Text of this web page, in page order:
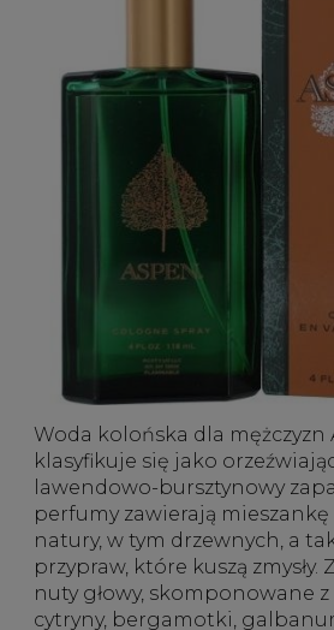
Woda kolońska dla mężczyzn
klasyfikuje się jako
lawendowo-bursztynowy
perfumy zawierają
natury, w tym drzewnych, a
przypraw, które kuszą
nuty głowy, skomponowane
cytryny, bergamotki,